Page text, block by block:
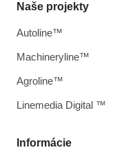
Informácie
Naše projekty
Autoline™
Machineryline™
Agroline™
Linemedia Digital ™